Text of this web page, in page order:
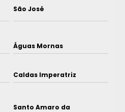
São José
Águas Mornas
Caldas Imperatriz
Santo Amaro da